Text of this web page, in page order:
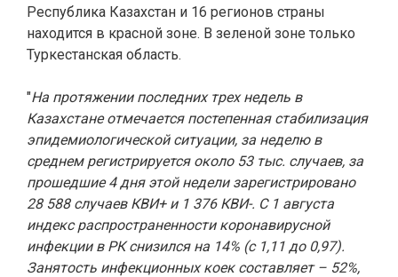
Республика Казахстан и 16 регионов страны
находится в красной зоне. В зеленой зоне только
Туркестанская область.
"На протяжении последних трех недель в
Казахстане отмечается постепенная стабилизация
эпидемиологической ситуации, за неделю в
среднем регистрируется около 53 тыс. случаев, за
прошедшие 4 дня этой недели зарегистрировано
28 588 случаев КВИ+ и 1 376 КВИ-. С 1 августа
индекс распространенности коронавирусной
инфекции в РК снизился на 14% (с 1,11 до 0,97).
Занятость инфекционных коек составляет – 52%,